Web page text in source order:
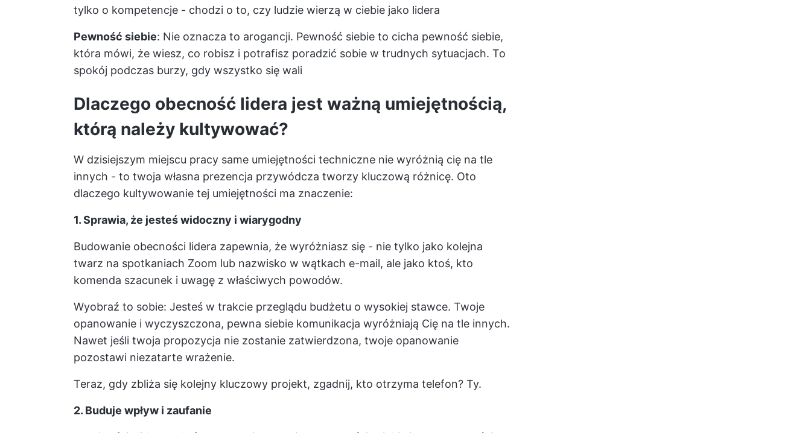
tylko o kompetencje - chodzi o to, czy ludzie wierzą w ciebie jako lidera
Pewność siebie: Nie oznacza to arogancji. Pewność siebie to cicha pewność siebie,
która mówi, że wiesz, co robisz i potrafisz poradzić sobie w trudnych sytuacjach. To
spokój podczas burzy, gdy wszystko się wali
Dlaczego obecność lidera jest ważną umiejętnością,
którą należy kultywować?
W dzisiejszym miejscu pracy same umiejętności techniczne nie wyróżnią cię na tle
innych - to twoja własna prezencja przywódcza tworzy kluczową różnicę. Oto
dlaczego kultywowanie tej umiejętności ma znaczenie:
1. Sprawia, że jesteś widoczny i wiarygodny
Budowanie obecności lidera zapewnia, że wyróżniasz się - nie tylko jako kolejna
twarz na spotkaniach Zoom lub nazwisko w wątkach e-mail, ale jako ktoś, kto
komenda szacunek i uwagę z właściwych powodów.
Wyobraź to sobie: Jesteś w trakcie przeglądu budżetu o wysokiej stawce. Twoje
opanowanie i wyczyszczona, pewna siebie komunikacja wyróżniają Cię na tle innych.
Nawet jeśli twoja propozycja nie zostanie zatwierdzona, twoje opanowanie
pozostawi niezatarte wrażenie.
Teraz, gdy zbliża się kolejny kluczowy projekt, zgadnij, kto otrzyma telefon? Ty.
2. Buduje wpływ i zaufanie